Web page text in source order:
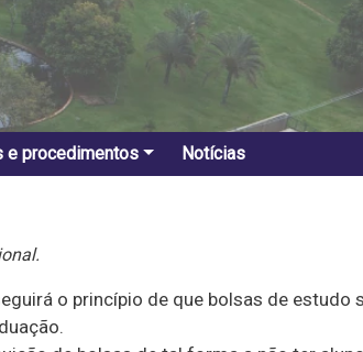
e procedimentos Notícias
o princípio de que bolsas de